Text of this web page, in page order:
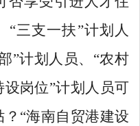
“三支一扶”计划人
”计划人员、 “农村
设岗位”计划人员可
？ “海南自贸港建设